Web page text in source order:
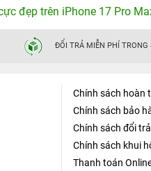
đẹp trên iPhone 17 Pro
ĐỔI TRẢ MIỄN PHÍ TRONG
Chính sách hoàn
Chính sách bảo
Chính sách đổi trả
Chính sách khui
Thanh toán